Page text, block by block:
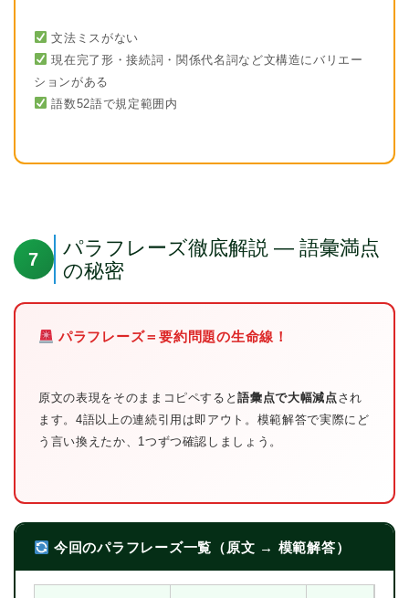
文法ミスがない
現在完了形・接続詞・関係代名詞など文構造にバリエー
ションがある
語数52語で規定範囲内
7
パラフレーズ徹底解説 — 語彙満点
の秘密
パラフレーズ＝要約問題の生命線！
原文の表現をそのままコピペすると語彙点で大幅減点され
ます。4語以上の連続引用は即アウト。模範解答で実際にど
う言い換えたか、1つずつ確認しましょう。
今回のパラフレーズ一覧（原文 → 模範解答）